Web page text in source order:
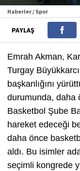
Haberler / Spor
PAYLAŞ
Emrah Akman,
Turgay
başkanlığını
durumunda, daha
Basketbol Şube
hareket edeceği
daha önce
aldı. Bu isimler
seçimli kongrede